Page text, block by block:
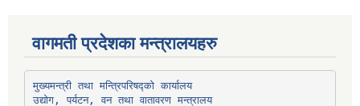
वागमती प्रदेशका मन्त्रालयहरु
मुख्यमन्त्री तथा मन्त्रिपरिषद्को कार्यालय
उद्योग, पर्यटन, वन तथा वातावरण मन्त्रालय